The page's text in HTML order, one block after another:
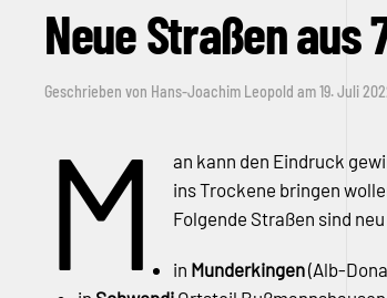
Neue Straßen aus
Geschrieben von Hans-Joachim Leopold am19. Juli
M
an kann den Eindruck
ins Trockene bringen
Folgende Straßen sind
in Munderkingen(Alb-